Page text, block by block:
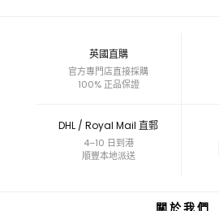
英國直購
官方專門店直接採購
100% 正品保證
DHL / Royal Mail 直郵
4–10 日到港
順豐本地派送
關 於 我 們